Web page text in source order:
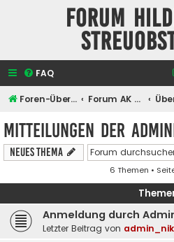
Forum
FAQ
Foren-Übersicht Forum AK Hildesheimer Streuobstwiesen
Mitteilungen der
Neues Thema
6 Themen •
Anmeldung durch
Letzter Beitrag von